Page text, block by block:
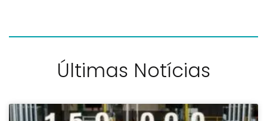
Últimas Notícias